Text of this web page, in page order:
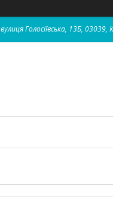
вулиця Голосіївська, 13Б, 03039,